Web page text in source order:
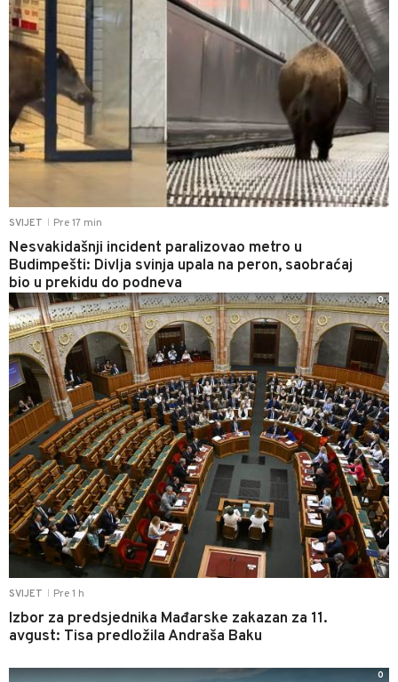
SVIJET Pre 17 min
Nesvakidašnji incident paralizovao metro u
Budimpešti: Divlja svinja upala na peron, saobraćaj
bio u prekidu do podneva
SVIJET Pre 1 h
Izbor za predsjednika Mađarske zakazan za 11.
avgust: Tisa predložila Andraša Baku
0
0